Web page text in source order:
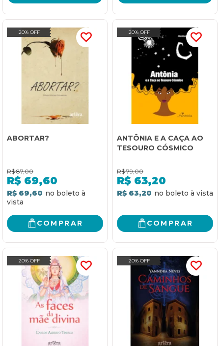
20% OFF
ABORTAR?
R$ 87,00
R$ 69,60
R$ 69,60
COMPRAR
20% OFF
ANTÔNIA E A CAÇA AO
TESOURO CÓSMICO
R$ 79,00
R$ 63,20
R$ 63,20
COMPRAR
20% OFF 20% OFF